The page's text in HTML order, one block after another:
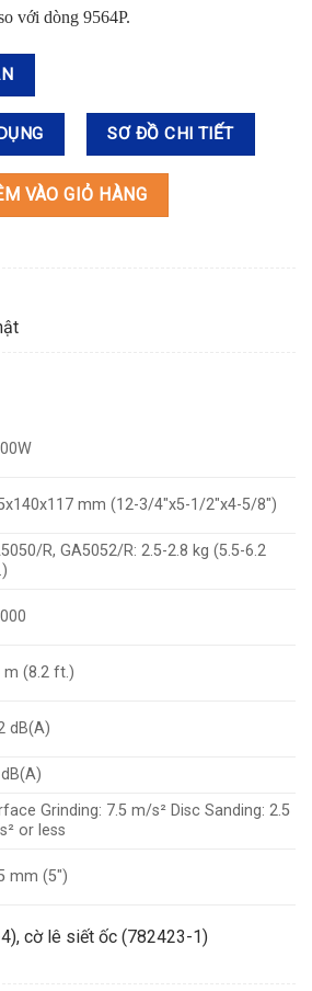
với dòng 9564P.
SƠ ĐỒ CHI TIẾT
lượng
VÀO GIỎ HÀNG
mm (12-3/4″x5-1/2″x4-5/8″)
R, GA5052/R: 2.5-2.8 kg (5.5-6.2
m (8.2 ft.)
dB(A)
Grinding: 7.5 m/s² Disc Sanding: 2.5
or less
mm (5″)
cờ lê siết ốc (782423-1)